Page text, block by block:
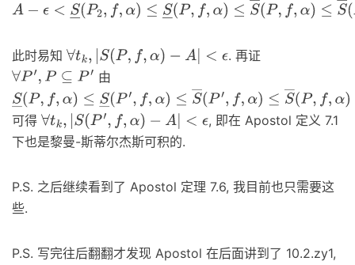
A−ϵ<S ― (P2,f,α) ≤S―( P,f α)≤S―(P,f,α )≤ S―(P1 ,f,α)< A+ ϵ
此时易知 ∀tk, S(P,f,α)− A|<ϵ
. 再证
∀P′ P⊆ P′
由
S―(P f,α )≤S ― (P′,f,α)≤S ―( P′,f α)≤S―(P f,α
可得 ∀tk, S(P′,f,α )− A|< ϵ
, 即在 Apostol 定义 7.1
下也是黎曼-斯蒂尔杰斯可积的.
P.S. 之后继续看到了 Apostol 定理 7.6, 我目前也只需要这
些.
P.S. 写完往后翻翻才发现 Apostol 在后面讲到了 10.2.zy1,